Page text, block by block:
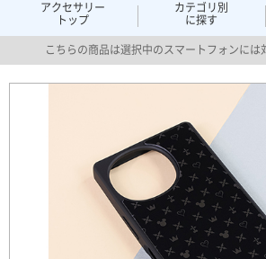
アクセサリー
トップ
カテゴリ別
に探す
こちらの商品は選択中のスマートフォンには